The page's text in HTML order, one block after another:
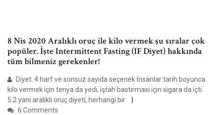
8 Nis 2020 Aralıklı oruç ile kilo vermek şu sıralar çok
popüler. İşte Intermittent Fasting (IF Diyet) hakkında
tüm bilmeniz gerekenler!
Diyet. 4 harf ve sonsuz sayıda seçenek İnsanlar tarih boyunca
kilo vermek için tenya da yedi, iştah bastırması için sigara da içti.
5:2 yani aralıklı oruç diyeti, herhangi bir
6 Comments